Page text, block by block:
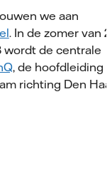
we aan
. In de zomer van
wordt de centrale
, de hoofdleiding
richting Den